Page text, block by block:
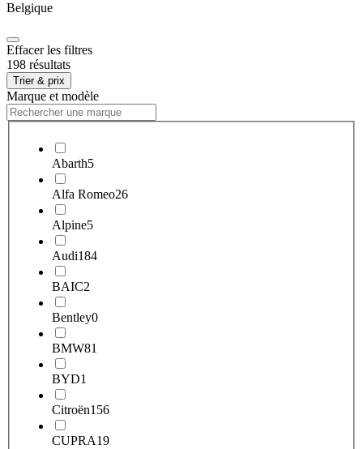
Belgique
Effacer les filtres
198 résultats
Trier & prix
Marque et modèle
Abarth5
Alfa Romeo26
Alpine5
Audi184
BAIC2
Bentley0
BMW81
BYD1
Citroën156
CUPRA19